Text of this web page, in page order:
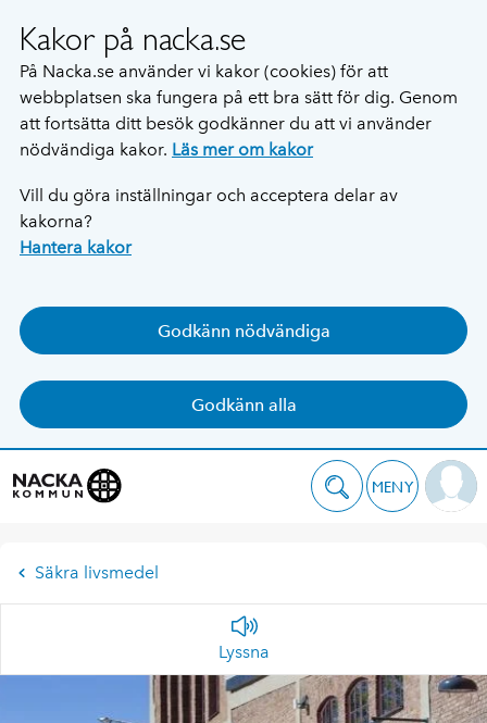
Kakor på nacka.se
På Nacka.se använder vi kakor (cookies) för att
webbplatsen ska fungera på ett bra sätt för dig. Genom
att fortsätta ditt besök godkänner du att vi använder
nödvändiga kakor. Läs mer om kakor
Vill du göra inställningar och acceptera delar av
kakorna?
Hantera kakor
Godkänn nödvändiga
Godkänn alla
MENY
Säkra livsmedel
Lyssna